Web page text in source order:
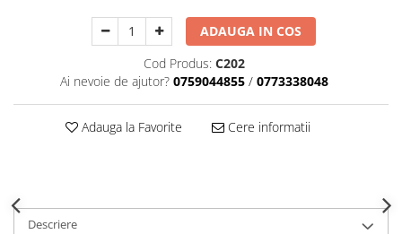
ADAUGA IN COS
Cod Produs: C202
Ai nevoie de ajutor? 0759044855 / 0773338048
Adauga la Favorite Cere informatii
Descriere